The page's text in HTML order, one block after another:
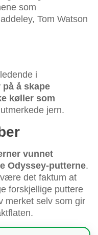
som
Tom Watson
i
å skape
køller som
jern.
vunnet
Odyssey-putterne.
det faktum at
forskjellige puttere
merket selv som gir